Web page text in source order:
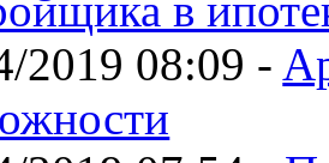
2019 08:09 -